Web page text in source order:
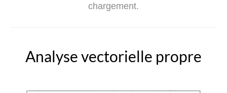
chargement.
Analyse vectorielle propre